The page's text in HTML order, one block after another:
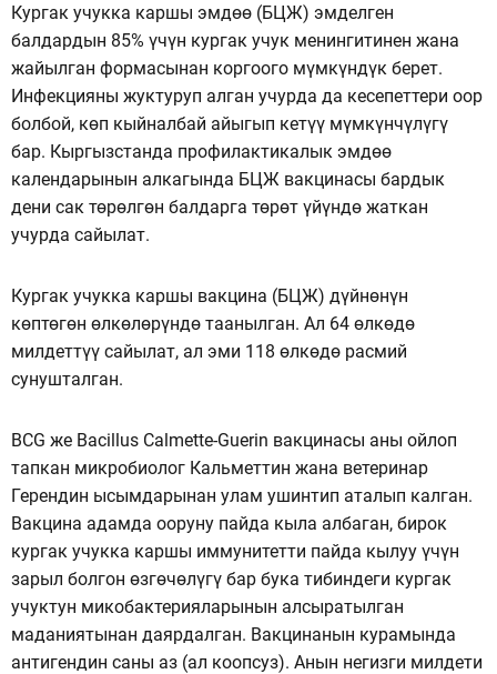
Кургак учукка каршы эмдөө (БЦЖ) эмделген
балдардын 85% үчүн кургак учук менингитинен жана
жайылган формасынан коргоого мүмкүндүк берет.
Инфекцияны жуктуруп алган учурда да кесепеттери оор
болбой, көп кыйналбай айыгып кетүү мүмкүнчүлүгү
бар. Кыргызстанда профилактикалык эмдөө
календарынын алкагында БЦЖ вакцинасы бардык
дени сак төрөлгөн балдарга төрөт үйүндө жаткан
учурда сайылат.
Кургак учукка каршы вакцина (БЦЖ) дүйнөнүн
көптөгөн өлкөлөрүндө таанылган. Ал 64 өлкөдө
милдеттүү сайылат, ал эми 118 өлкөдө расмий
сунушталган.
BCG же Bacillus Calmette-Guerin вакцинасы аны ойлоп
тапкан микробиолог Кальметтин жана ветеринар
Герендин ысымдарынан улам ушинтип аталып калган.
Вакцина адамда ооруну пайда кыла албаган, бирок
кургак учукка каршы иммунитетти пайда кылуу үчүн
зарыл болгон өзгөчөлүгү бар бука тибиндеги кургак
учуктун микобактерияларынын алсыратылган
маданиятынан даярдалган. Вакцинанын курамында
антигендин саны аз (ал коопсуз). Анын негизги милдети